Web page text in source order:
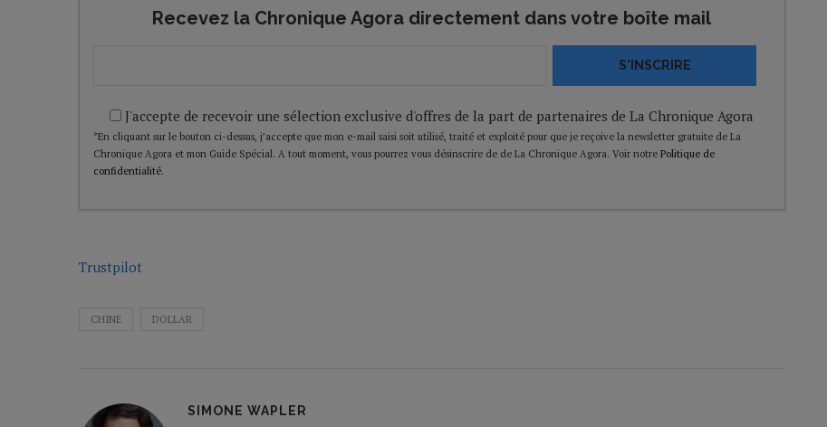
Recevez la Chronique Agora directement dans votre boîte mail
S'INSCRIRE
J'accepte de recevoir une sélection exclusive d'offres de la part de partenaires de La Chronique Agora
*En cliquant sur le bouton ci-dessus, j’accepte que mon e-mail saisi soit utilisé, traité et exploité pour que je reçoive la newsletter gratuite de La
Chronique Agora et mon Guide Spécial. A tout moment, vous pourrez vous désinscrire de de La Chronique Agora. Voir notre Politique de
confidentialité.
Trustpilot
CHINE DOLLAR
SIMONE WAPLER